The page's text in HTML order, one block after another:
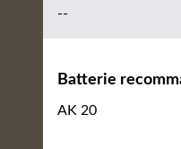
--
Batterie
AK 20